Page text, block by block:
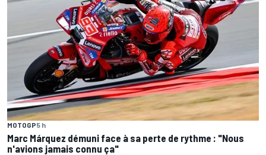
MOTOGP5 h
Marc Márquez démuni face à sa perte de rythme : "Nous
n'avions jamais connu ça"